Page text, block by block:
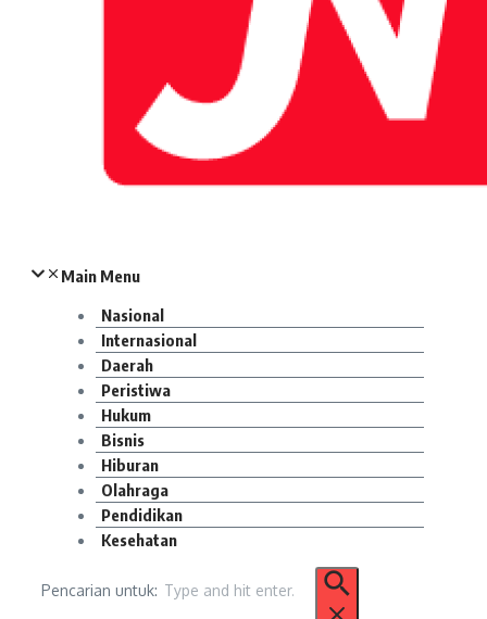
Main Menu
Nasional
Internasional
Daerah
Peristiwa
Hukum
Bisnis
Hiburan
Olahraga
Pendidikan
Kesehatan
Pencarian untuk: